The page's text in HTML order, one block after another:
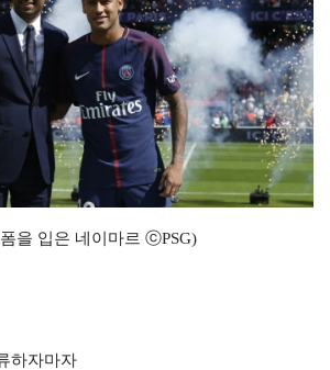
을 입은 네이마르 ⓒPSG)
하자마자